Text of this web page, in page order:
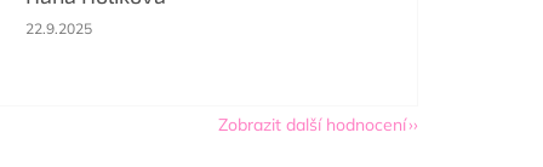
Hodnocení obchodu je 5 z 5 hvězdiček.
22.9.2025
Zobrazit další hodnocení